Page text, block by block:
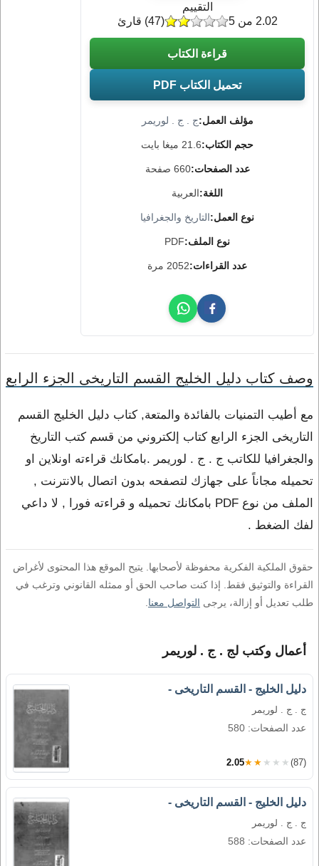
مؤلف العمل:ج . ج . لوريمر
حجم الكتاب:21.6 ميغا بايت
عدد الصفحات:660 صفحة
اللغة:العربية
نوع العمل:التاريخ والجغرافيا
نوع الملف:PDF
عدد القراءات:2052 مرة
التقييم
(
47) قارئ 2.02 من 5
قراءة الكتاب
تحميل الكتاب PDF
وصف كتاب دليل الخليج القسم التاريخى الجزء الرابع
مع أطيب التمنيات بالفائدة والمتعة, كتاب دليل الخليج القسم
التاريخى الجزء الرابع كتاب إلكتروني من قسم كتب التاريخ
والجغرافيا للكاتب ج . ج . لوريمر .بامكانك قراءته اونلاين او
تحميله مجاناً على جهازك لتصفحه بدون اتصال بالانترنت ,
الملف من نوع PDF بامكانك تحميله و قراءته فورا , لا داعي
لفك الضغط .
حقوق الملكية الفكرية محفوظة لأصحابها. يتيح الموقع هذا المحتوى لأغراض
القراءة والتوثيق فقط. إذا كنت صاحب الحق أو ممثله القانوني وترغب في
طلب تعديل أو إزالة، يرجى التواصل معنا
أعمال وكتب لج . ج . لوريمر
دليل الخليج - القسم التاريخى -
ج . ج . لوريمر
عدد الصفحات: 580
2.05★★★★★ (87)
دليل الخليج - القسم التاريخى -
ج . ج . لوريمر
عدد الصفحات: 588